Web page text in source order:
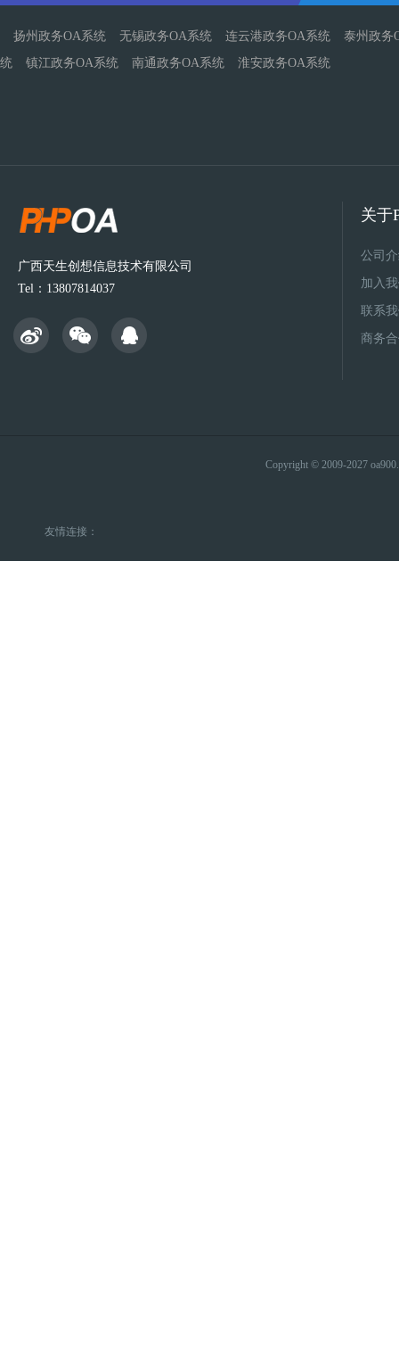
扬州政务OA系统 无锡政务OA系统 连云港政务OA系统
泰州政务
统
镇江政务OA系统 南通政务OA系统 淮安政务OA系统
广西天生创想信息技术有限公司
Tel：13807814037
关于
公司
加入
联系
商务
Copyright © 2009-2027
友情连接：